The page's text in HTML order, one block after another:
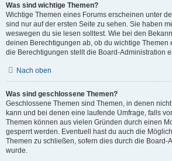
Was sind wichtige Themen?
Wichtige Themen eines Forums erscheinen unter
sind nur auf der ersten Seite zu sehen. Sie haben
weswegen du sie lesen solltest. Wie bei den
deinen Berechtigungen ab, ob du wichtige Themen
die Berechtigungen stellt die Board-Administration
Nach oben
Was sind geschlossene Themen?
Geschlossene Themen sind Themen, in denen
kann und bei denen eine laufende Umfrage, falls
Themen können aus vielen Gründen durch einen
gesperrt werden. Eventuell hast du auch die
Themen zu schließen, sofern dies durch die Board-
wurde.